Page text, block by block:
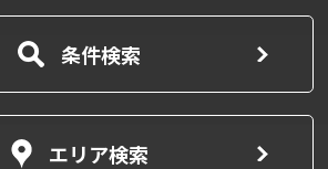
条件検索
エリア検索